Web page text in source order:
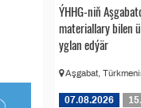
ÝHHG-niň
materiallary bilen
yglan edýär
Aşgabat,
07.08.2026